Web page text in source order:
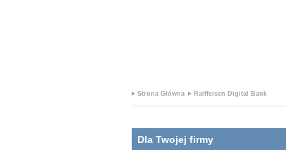
Strona Główna Raiffeisen Digital Bank
Dla Twojej firmy